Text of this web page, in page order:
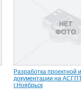
Разработка проектной
документации на
г.Ноябрьск